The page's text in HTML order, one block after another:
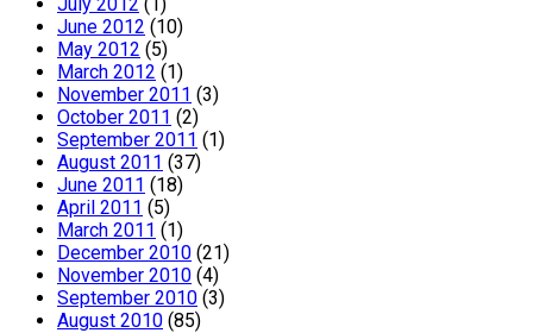
June 2012 (10)
May 2012 (5)
March 2012 (1)
November 2011 (3)
October 2011 (2)
September 2011 (1)
August 2011 (37)
June 2011 (18)
April 2011 (5)
March 2011 (1)
December 2010 (21)
November 2010 (4)
September 2010 (3)
August 2010 (85)